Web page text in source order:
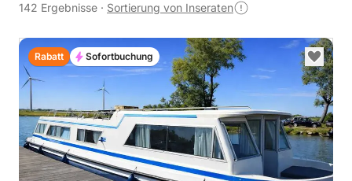
142 Ergebnisse · Sortierung von Inseraten
Rabatt Sofortbuchung